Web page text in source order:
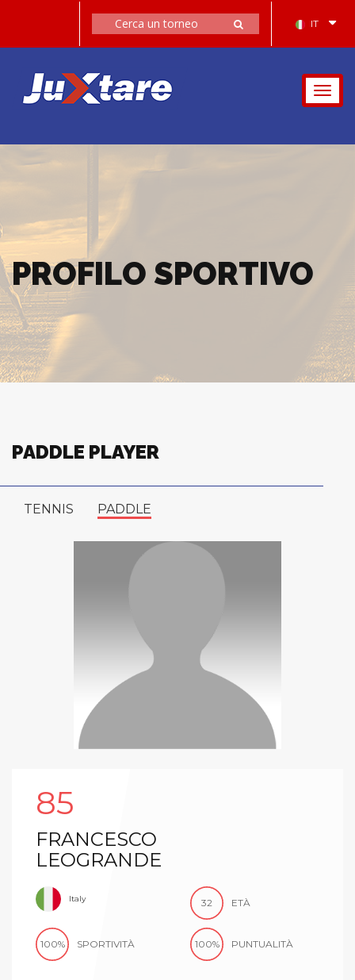
IT
PROFILO SPORTIVO
PADDLE PLAYER
PADDLE
TENNIS
85
FRANCESCO
LEOGRANDE
Italy 32 ETÀ
100% SPORTIVITÀ 100% PUNTUALITÀ